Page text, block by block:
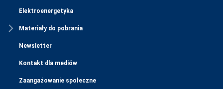
Elektroenergetyka
Materiały do pobrania
Newsletter
Kontakt dla mediów
Zaangażowanie społeczne